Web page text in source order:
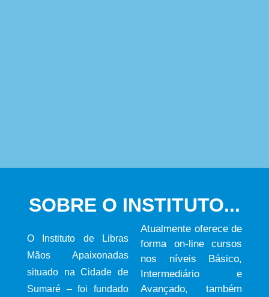
SOBRE O INSTITUTO...
O Instituto de Libras
Mãos Apaixonadas
situado na Cidade de
Sumaré – foi fundado
Atualmente oferece de
forma on-line cursos
nos níveis Básico,
Intermediário e
Avançado, também